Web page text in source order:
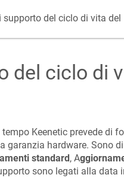
supporto del ciclo di vita del
del ciclo di
Keenetic prevede di
garanzia hardware. Sono
standard, A
sono legati alla data